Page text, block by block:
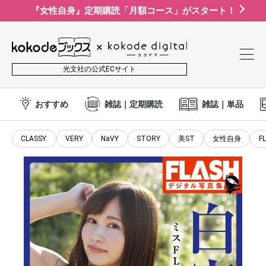
『女性自身』定期購読「月額コース」がスタート！
光文社の公式ECサイト
おすすめ 雑誌｜定期購読 雑誌｜単品
CLASSY. VERY NaVY STORY 美ST 女性自身